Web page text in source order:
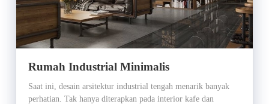
Rumah Industrial Minimalis
Saat ini, desain arsitektur industrial tengah menarik banyak
perhatian. Tak hanya diterapkan pada interior kafe dan